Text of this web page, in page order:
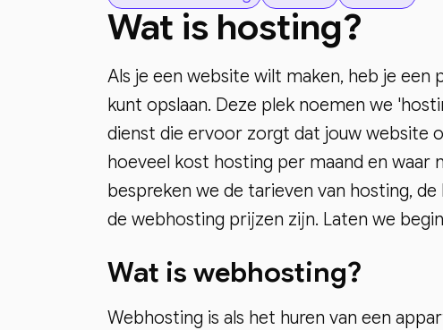
Wat is hosting?
Als je een website wilt maken, heb je een
kunt opslaan. Deze plek noemen we
dienst die ervoor zorgt dat jouw website
hoeveel kost hosting per maand en
bespreken we de tarieven van hosting,
de webhosting prijzen zijn. Laten we
Wat is webhosting?
Webhosting is als het huren van een